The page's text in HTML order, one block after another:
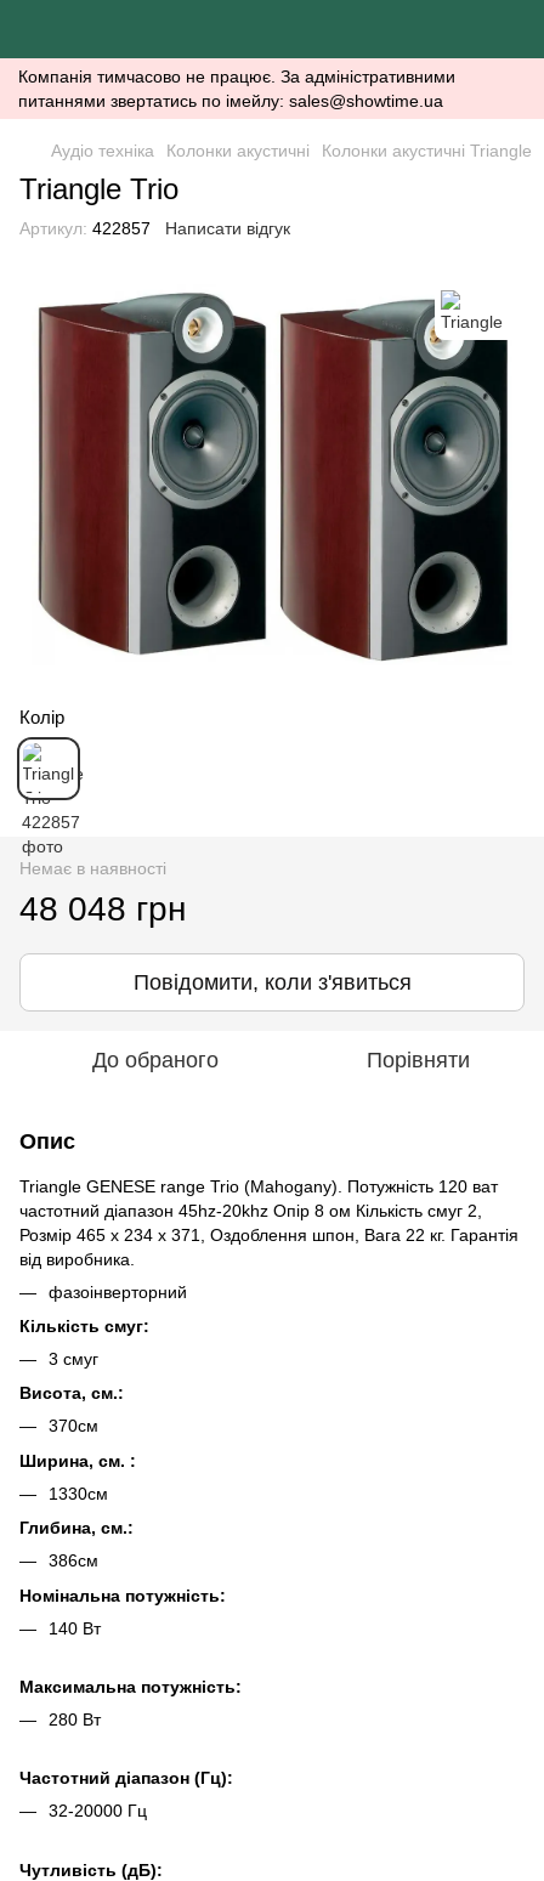
Компанія тимчасово не працює. За адміністративними
питаннями звертатись по імейлу: sales@showtime.ua
Аудіо техніка Колонки акустичні Колонки акустичні Triangle
Triangle Trio
Артикул: 422857 Написати відгук
Колір
Немає в наявності
48 048 грн
Повідомити, коли з'явиться
До обраного Порівняти
Опис
Triangle GENESE range Trio (Mahogany). Потужність 120 ват
частотний діапазон 45hz-20khz Опір 8 ом Кількість смуг 2,
Розмір 465 x 234 x 371, Оздоблення шпон, Вага 22 кг. Гарантія
від виробника.
фазоінверторний
Кількість смуг:
3 смуг
Висота, см.:
370см
Ширина, см. :
1330см
Глибина, см.:
386см
Номінальна потужність:
140 Вт
Максимальна потужність:
280 Вт
Частотний діапазон (Гц):
32-20000 Гц
Чутливість (дБ):